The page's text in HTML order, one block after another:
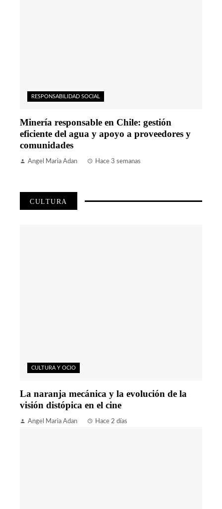
RESPONSABILIDAD SOCIAL
Minería responsable en Chile: gestión
eficiente del agua y apoyo a proveedores y
comunidades
Angel Maria Adan Hace 3 semanas
CULTURA
CULTURA Y OCIO
La naranja mecánica y la evolución de la
visión distópica en el cine
Angel Maria Adan Hace 2 días